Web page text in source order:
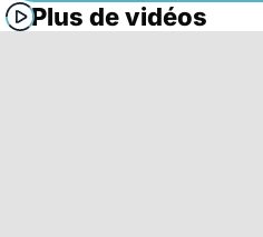
Plus de vidéos